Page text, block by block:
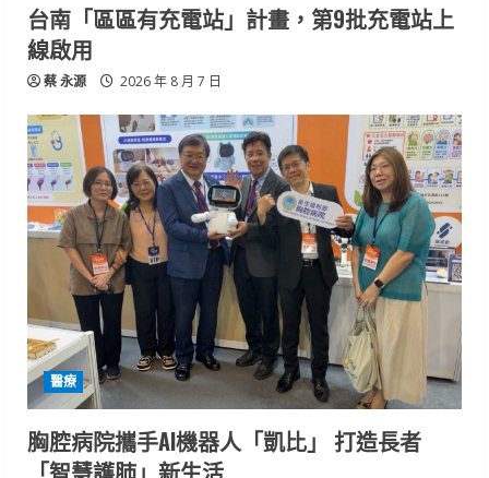
台南「區區有充電站」計畫，第9批充電站上
線啟用
蔡 永源 2026 年 8 月 7 日
醫療
胸腔病院攜手AI機器人「凱比」 打造長者
「智慧護肺」新生活